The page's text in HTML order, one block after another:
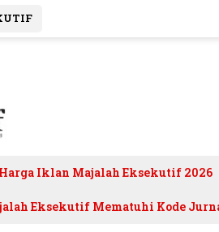
Harga Iklan Majalah Eksekutif 2026
Eksekutif Mematuhi Kode